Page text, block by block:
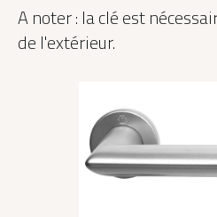
A noter : la clé est
de l'extérieur.